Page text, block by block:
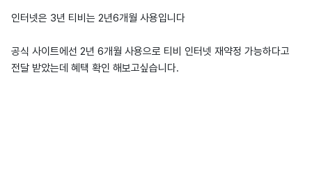
인터넷은 3년 티비는 2년6개월 사용입니다
공식 사이트에선 2년 6개월 사용으로 티비 인터넷 재약정 가능하다고
전달 받았는데 혜택 확인 해보고싶습니다.